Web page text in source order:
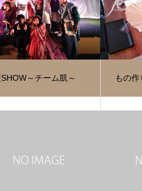
SHOW～チーム凱～ もの作